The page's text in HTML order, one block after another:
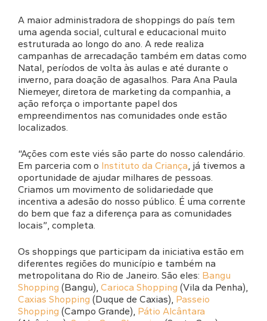
A maior administradora de shoppings do país tem
uma agenda social, cultural e educacional muito
estruturada ao longo do ano. A rede realiza
campanhas de arrecadação também em datas como
Natal, períodos de volta às aulas e até durante o
inverno, para doação de agasalhos. Para Ana Paula
Niemeyer, diretora de marketing da companhia, a
ação reforça o importante papel dos
empreendimentos nas comunidades onde estão
localizados.
“Ações com este viés são parte do nosso calendário.
Em parceria com o Instituto da Criança, já tivemos a
oportunidade de ajudar milhares de pessoas.
Criamos um movimento de solidariedade que
incentiva a adesão do nosso público. É uma corrente
do bem que faz a diferença para as comunidades
locais”, completa.
Os shoppings que participam da iniciativa estão em
diferentes regiões do município e também na
metropolitana do Rio de Janeiro. São eles: Bangu
Shopping (Bangu), Carioca Shopping (Vila da Penha),
Caxias Shopping (Duque de Caxias), Passeio
Shopping (Campo Grande), Pátio Alcântara